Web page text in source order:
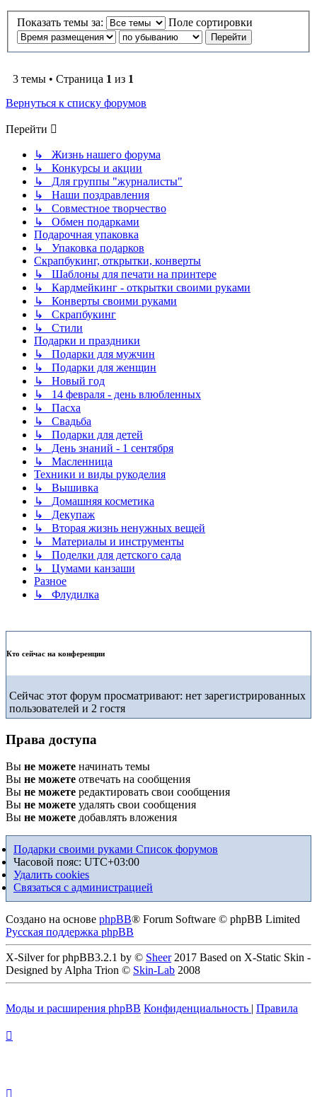
Показать темы за: Поле сортировки
3 темы • Страница 1 из 1
Вернуться к списку форумов
Перейти
↳ Жизнь нашего форума
↳ Конкурсы и акции
↳ Для группы "журналисты"
↳ Наши поздравления
↳ Совместное творчество
↳ Обмен подарками
Подарочная упаковка
↳ Упаковка подарков
Скрапбукинг, открытки, конверты
↳ Шаблоны для печати на принтере
↳ Кардмейкинг - открытки своими руками
↳ Конверты своими руками
↳ Скрапбукинг
↳ Стили
Подарки и праздники
↳ Подарки для мужчин
↳ Подарки для женщин
↳ Новый год
↳ 14 февраля - день влюбленных
↳ Пасха
↳ Свадьба
↳ Подарки для детей
↳ День знаний - 1 сентября
↳ Масленница
Техники и виды рукоделия
↳ Вышивка
↳ Домашняя косметика
↳ Декупаж
↳ Вторая жизнь ненужных вещей
↳ Материалы и инструменты
↳ Поделки для детского сада
↳ Цумами канзаши
Разное
↳ Флудилка
Кто сейчас на конференции
Сейчас этот форум просматривают: нет зарегистрированных
пользователей и 2 гостя
Права доступа
Вы не можете начинать темы
Вы не можете отвечать на сообщения
Вы не можете редактировать свои сообщения
Вы не можете удалять свои сообщения
Вы не можете добавлять вложения
Подарки своими руками Список форумов
Часовой пояс: UTC+03:00
Удалить cookies
Связаться с администрацией
Создано на основе phpBB® Forum Software © phpBB Limited
Русская поддержка phpBB
X-Silver for phpBB3.2.1 by © Sheer2017 Based on X-Static Skin -
Designed by Alpha Trion © Skin-Lab 2008
Моды и расширения phpBB Конфиденциальность | Правила